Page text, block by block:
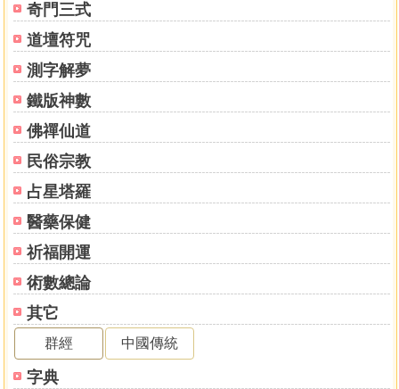
奇門三式
道壇符咒
測字解夢
鐵版神數
佛禪仙道
民俗宗教
占星塔羅
醫藥保健
祈福開運
術數總論
其它
群經 中國傳統
字典
目錄
薩迦法王序
譯序—談錫永
上編 古卜準備
前言
觀想文殊師利菩薩
占卜的方法
用其他工具占卜
占卜的法則
推斷方法
六個咒字的表義
須知緣起與空性
下編 古卜正行
三十六卦象
三十六卦解